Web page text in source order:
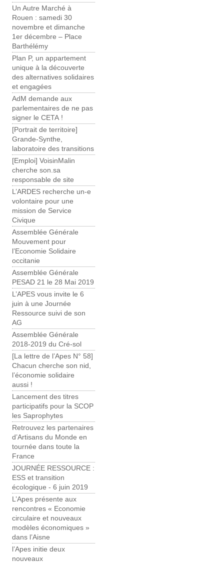
Un Autre Marché à
Rouen : samedi 30
novembre et dimanche
1er décembre – Place
Barthélémy
Plan P, un appartement
unique à la découverte
des alternatives solidaires
et engagées
AdM demande aux
parlementaires de ne pas
signer le CETA !
[Portrait de territoire]
Grande-Synthe,
laboratoire des transitions
[Emploi] VoisinMalin
cherche son.sa
responsable de site
L’ARDES recherche un-e
volontaire pour une
mission de Service
Civique
Assemblée Générale
Mouvement pour
l’Economie Solidaire
occitanie
Assemblée Générale
PESAD 21 le 28 Mai 2019
L’APES vous invite le 6
juin à une Journée
Ressource suivi de son
AG
Assemblée Générale
2018-2019 du Cré-sol
[La lettre de l’Apes N° 58]
Chacun cherche son nid,
l’économie solidaire
aussi !
Lancement des titres
participatifs pour la SCOP
les Saprophytes
Retrouvez les partenaires
d’Artisans du Monde en
tournée dans toute la
France
JOURNÉE RESSOURCE :
ESS et transition
écologique - 6 juin 2019
L’Apes présente aux
rencontres « Economie
circulaire et nouveaux
modèles économiques »
dans l’Aisne
l’Apes initie deux
nouveaux